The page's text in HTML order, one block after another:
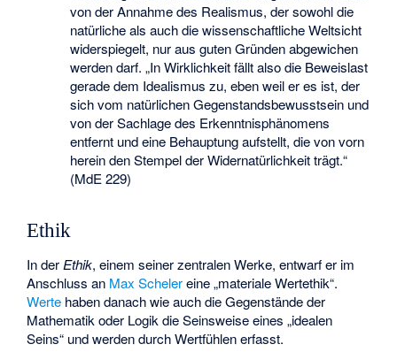
von der Annahme des Realismus, der sowohl die
natürliche als auch die wissenschaftliche Weltsicht
widerspiegelt, nur aus guten Gründen abgewichen
werden darf. „In Wirklichkeit fällt also die Beweislast
gerade dem Idealismus zu, eben weil er es ist, der
sich vom natürlichen Gegenstandsbewusstsein und
von der Sachlage des Erkenntnisphänomens
entfernt und eine Behauptung aufstellt, die von vorn
herein den Stempel der Widernatürlichkeit trägt.“
(MdE 229)
Ethik
In der Ethik, einem seiner zentralen Werke, entwarf er im
Anschluss an Max Schelereine „materiale Wertethik“.
Werte haben danach wie auch die Gegenstände der
Mathematik oder Logik die Seinsweise eines „idealen
Seins“ und werden durch Wertfühlen erfasst.